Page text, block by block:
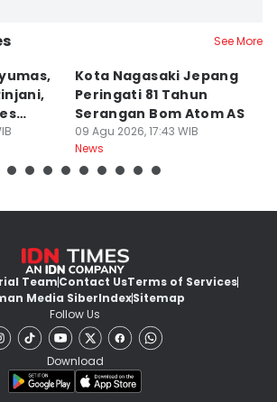
See More
Kota Nagasaki Jepang
Peringati 81 Tahun
Serangan Bom Atom AS
09 Agu 2026, 17:43 WIB
News
TeamContact UsTerms of Services
Media SiberIndexSitemap
Follow Us
Download